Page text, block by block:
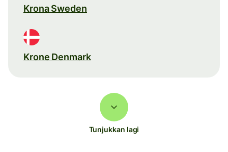
Krona Sweden
Krone Denmark
Tunjukkan lagi